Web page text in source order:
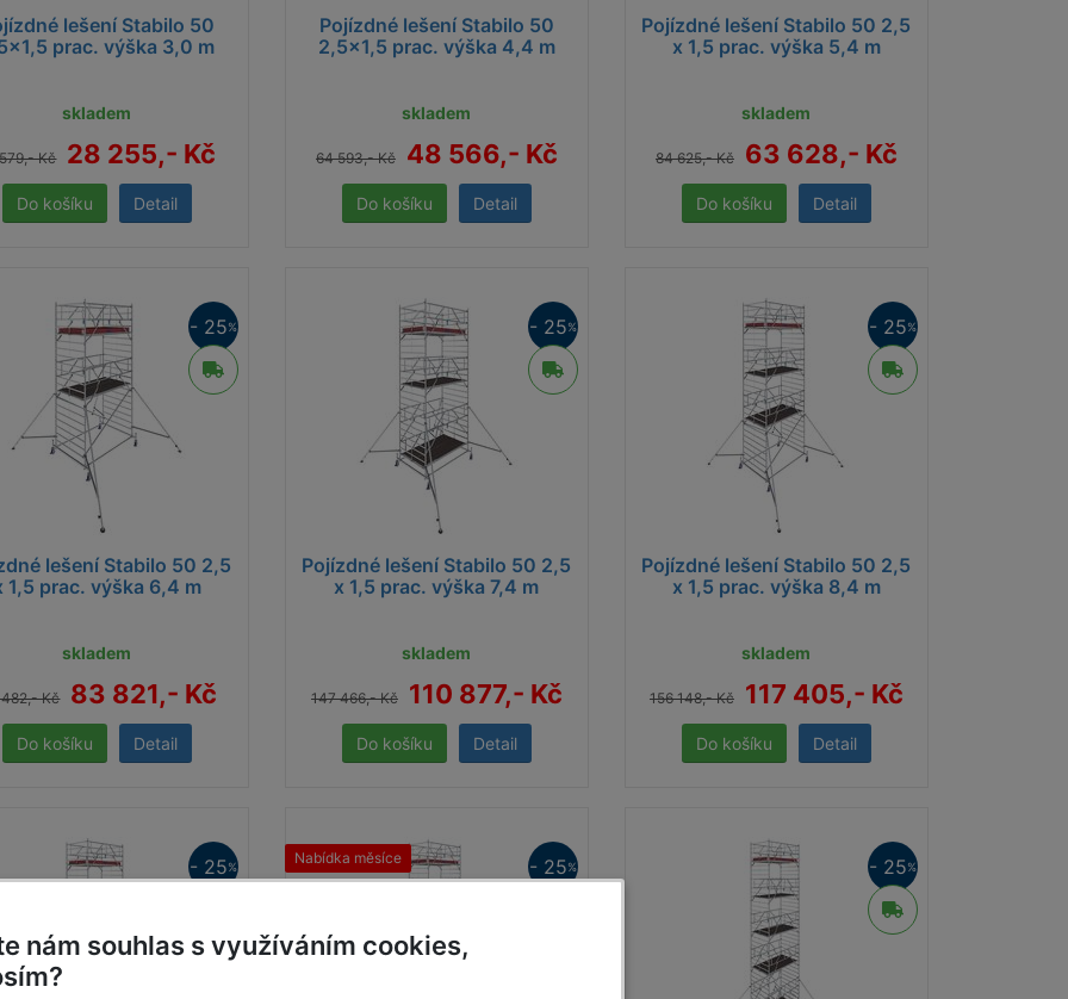
lešení Stabilo 50
prac. výška 3,0 m
skladem
Kč 28 255,- Kč
Detail
Pojízdné lešení Stabilo 50
2,5x1,5 prac. výška 4,4 m
skladem
64 593,- Kč 48 566,- Kč
Detail
Pojízdné lešení Stabilo 50 2,5
x 1,5 prac. výška 5,4 m
skladem
84 625,- Kč 63 628,- Kč
Detail
lešení Stabilo 50 2,5
1,5 prac. výška 6,4 m
skladem
482,- Kč 83 821,- Kč
Detail
- 25%
Pojízdné lešení Stabilo 50 2,5
x 1,5 prac. výška 7,4 m
skladem
147 466,- Kč 110 877,- Kč
Detail
- 25%
Pojízdné lešení Stabilo 50 2,5
x 1,5 prac. výška 8,4 m
skladem
156 148,- Kč 117 405,- Kč
Detail
- 25%
- 25% Nabídka měsíce - 25% - 25%
nám souhlas s využíváním cookies,